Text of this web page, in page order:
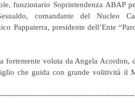
funzionario Soprintendenza ABAP
comandante del Nucleo
Pappaterra, presidente dell’Ente
fortemente voluta da Angela Acordon,
che guida con grande volitività il